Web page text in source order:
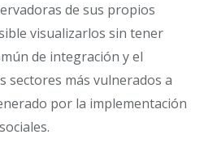
de sus propios
visualizarlos sin tener
de integración y el
sectores más vulnerados a
por la implementación